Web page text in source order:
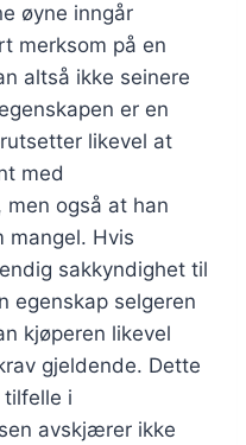
øyne inngår
merksom på en
altså ikke seinere
er en
likevel at
med
også at han
mangel. Hvis
sakkyndighet til
egenskap selgeren
kjøperen likevel
gjeldende. Dette
i
avskjærer ikke